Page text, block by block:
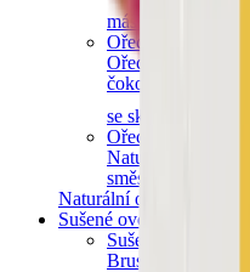
másla a pasty
Ořechy v čokoládě
Ořechy v hořké
čokoládě
se skořicí
Ořechové směsi
Natural směsi
směsi
Naturální ořechy
Sušené ovoce a semínka
Sušené ovoce
Brusinky a borůvky